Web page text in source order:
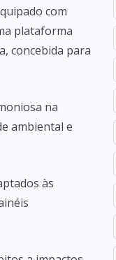
com
plataforma
concebida para
na
ambiental e
às